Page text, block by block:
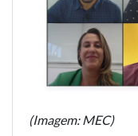
(Imagem: MEC)